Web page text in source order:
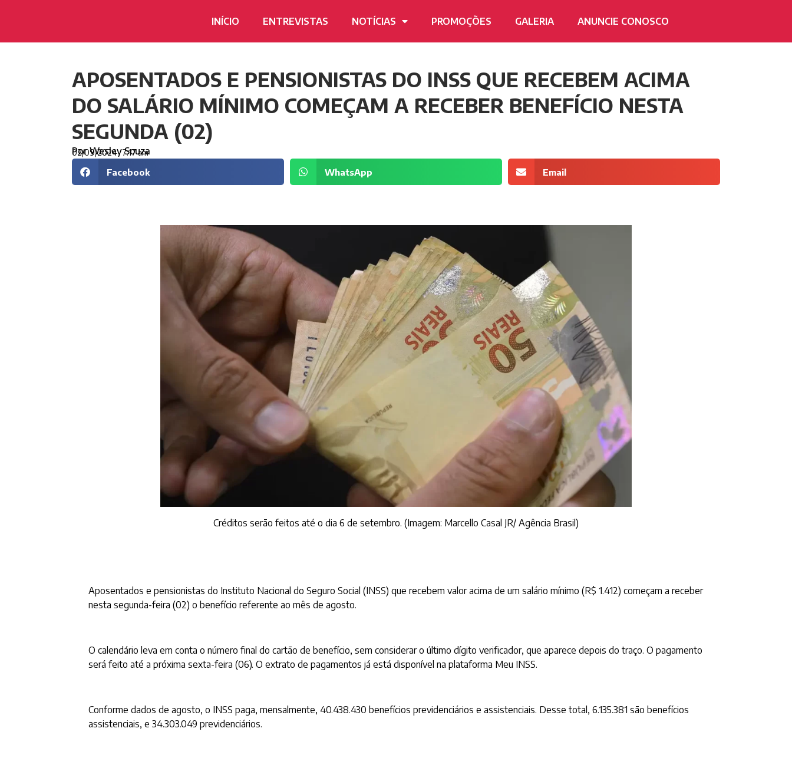
INÍCIO ENTREVISTAS NOTÍCIAS PROMOÇÕES GALERIA ANUNCIE CONOSCO
APOSENTADOS E PENSIONISTAS DO INSS QUE RECEBEM ACIMA
DO SALÁRIO MÍNIMO COMEÇAM A RECEBER BENEFÍCIO NESTA
SEGUNDA (02)
PorWesley Souza
02/09/2024 7:17 am
Facebook WhatsApp Email
Créditos serão feitos até o dia 6 de setembro. (Imagem: Marcello Casal JR/ Agência Brasil)
Aposentados e pensionistas do Instituto Nacional do Seguro Social (INSS) que recebem valor acima de um salário mínimo (R$ 1.412) começam a receber
nesta segunda-feira (02) o benefício referente ao mês de agosto.
O calendário leva em conta o número final do cartão de benefício, sem considerar o último dígito verificador, que aparece depois do traço. O pagamento
será feito até a próxima sexta-feira (06). O extrato de pagamentos já está disponível na plataforma Meu INSS.
Conforme dados de agosto, o INSS paga, mensalmente, 40.438.430 benefícios previdenciários e assistenciais. Desse total, 6.135.381 são benefícios
assistenciais, e 34.303.049 previdenciários.